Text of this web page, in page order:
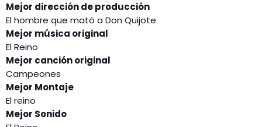
Mejor dirección de producción
El hombre que mató a Don Quijote
Mejor música original
El Reino
Mejor canción original
Campeones
Mejor Montaje
El reino
Mejor Sonido